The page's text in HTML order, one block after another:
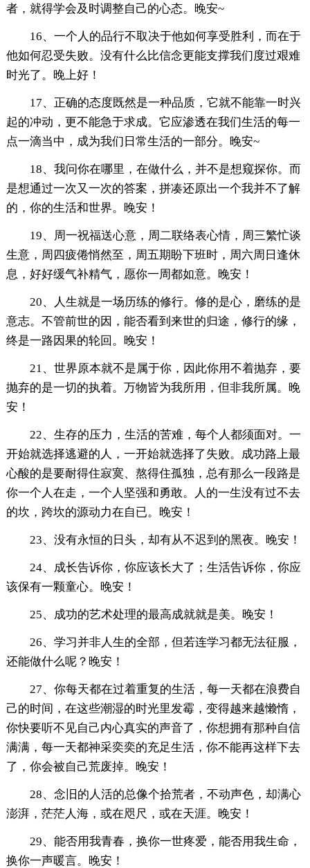
者，就得学会及时调整自己的心态。晚安~
16、一个人的品行不取决于他如何享受胜利，而在于
他如何忍受失败。没有什么比信念更能支撑我们度过艰难
时光了。晚上好！
17、正确的态度既然是一种品质，它就不能靠一时兴
起的冲动，更不能急于求成。它应渗透在我们生活的每一
点一滴当中，成为我们日常生活的一部分。晚安~
18、我问你在哪里，在做什么，并不是想窥探你。而
是想通过一次又一次的答案，拼凑还原出一个我并不了解
的，你的生活和世界。晚安！
19、周一祝福送心意，周二联络表心情，周三繁忙谈
生意，周四疲倦悄然至，周五期盼下班时，周六周日逢休
息，好好缓气补精气，愿你一周都如意。晚安！
20、人生就是一场历练的修行。修的是心，磨练的是
意志。不管前世的因，能否看到来世的归途，修行的缘，
终是一路因果的轮回。晚安！
21、世界原本就不是属于你，因此你用不着抛弃，要
抛弃的是一切的执着。万物皆为我所用，但非我所属。晚
安！
22、生存的压力，生活的苦难，每个人都须面对。一
开始就选择逃避的人，一开始就选择了失败。成功路上最
心酸的是要耐得住寂寞、熬得住孤独，总有那么一段路是
你一个人在走，一个人坚强和勇敢。人的一生没有过不去
的坎，跨坎的源动力在自已。晚安！
23、没有永恒的日头，却有从不迟到的黑夜。晚安！
24、成长告诉你，你应该长大了；生活告诉你，你应
该保有一颗童心。晚安！
25、成功的艺术处理的最高成就就是美。晚安！
26、学习并非人生的全部，但若连学习都无法征服，
还能做什么呢？晚安！
27、你每天都在过着重复的生活，每一天都在浪费自
己的时间，在这些潮湿的时光里发霉，变得越来越懒惰，
你快要听不见自己内心真实的声音了，你想拥有那种自信
满满，每一天都神采奕奕的充足生活，你不能再这样下去
了，你会被自己荒废掉。晚安！
28、念旧的人活的总像个拾荒者，不动声色，却满心
澎湃，茫茫人海，或在咫尺，或在天涯。晚安！
29、能否用我青春，换你一世疼爱，能否用我生命，
换你一声暖言。晚安！